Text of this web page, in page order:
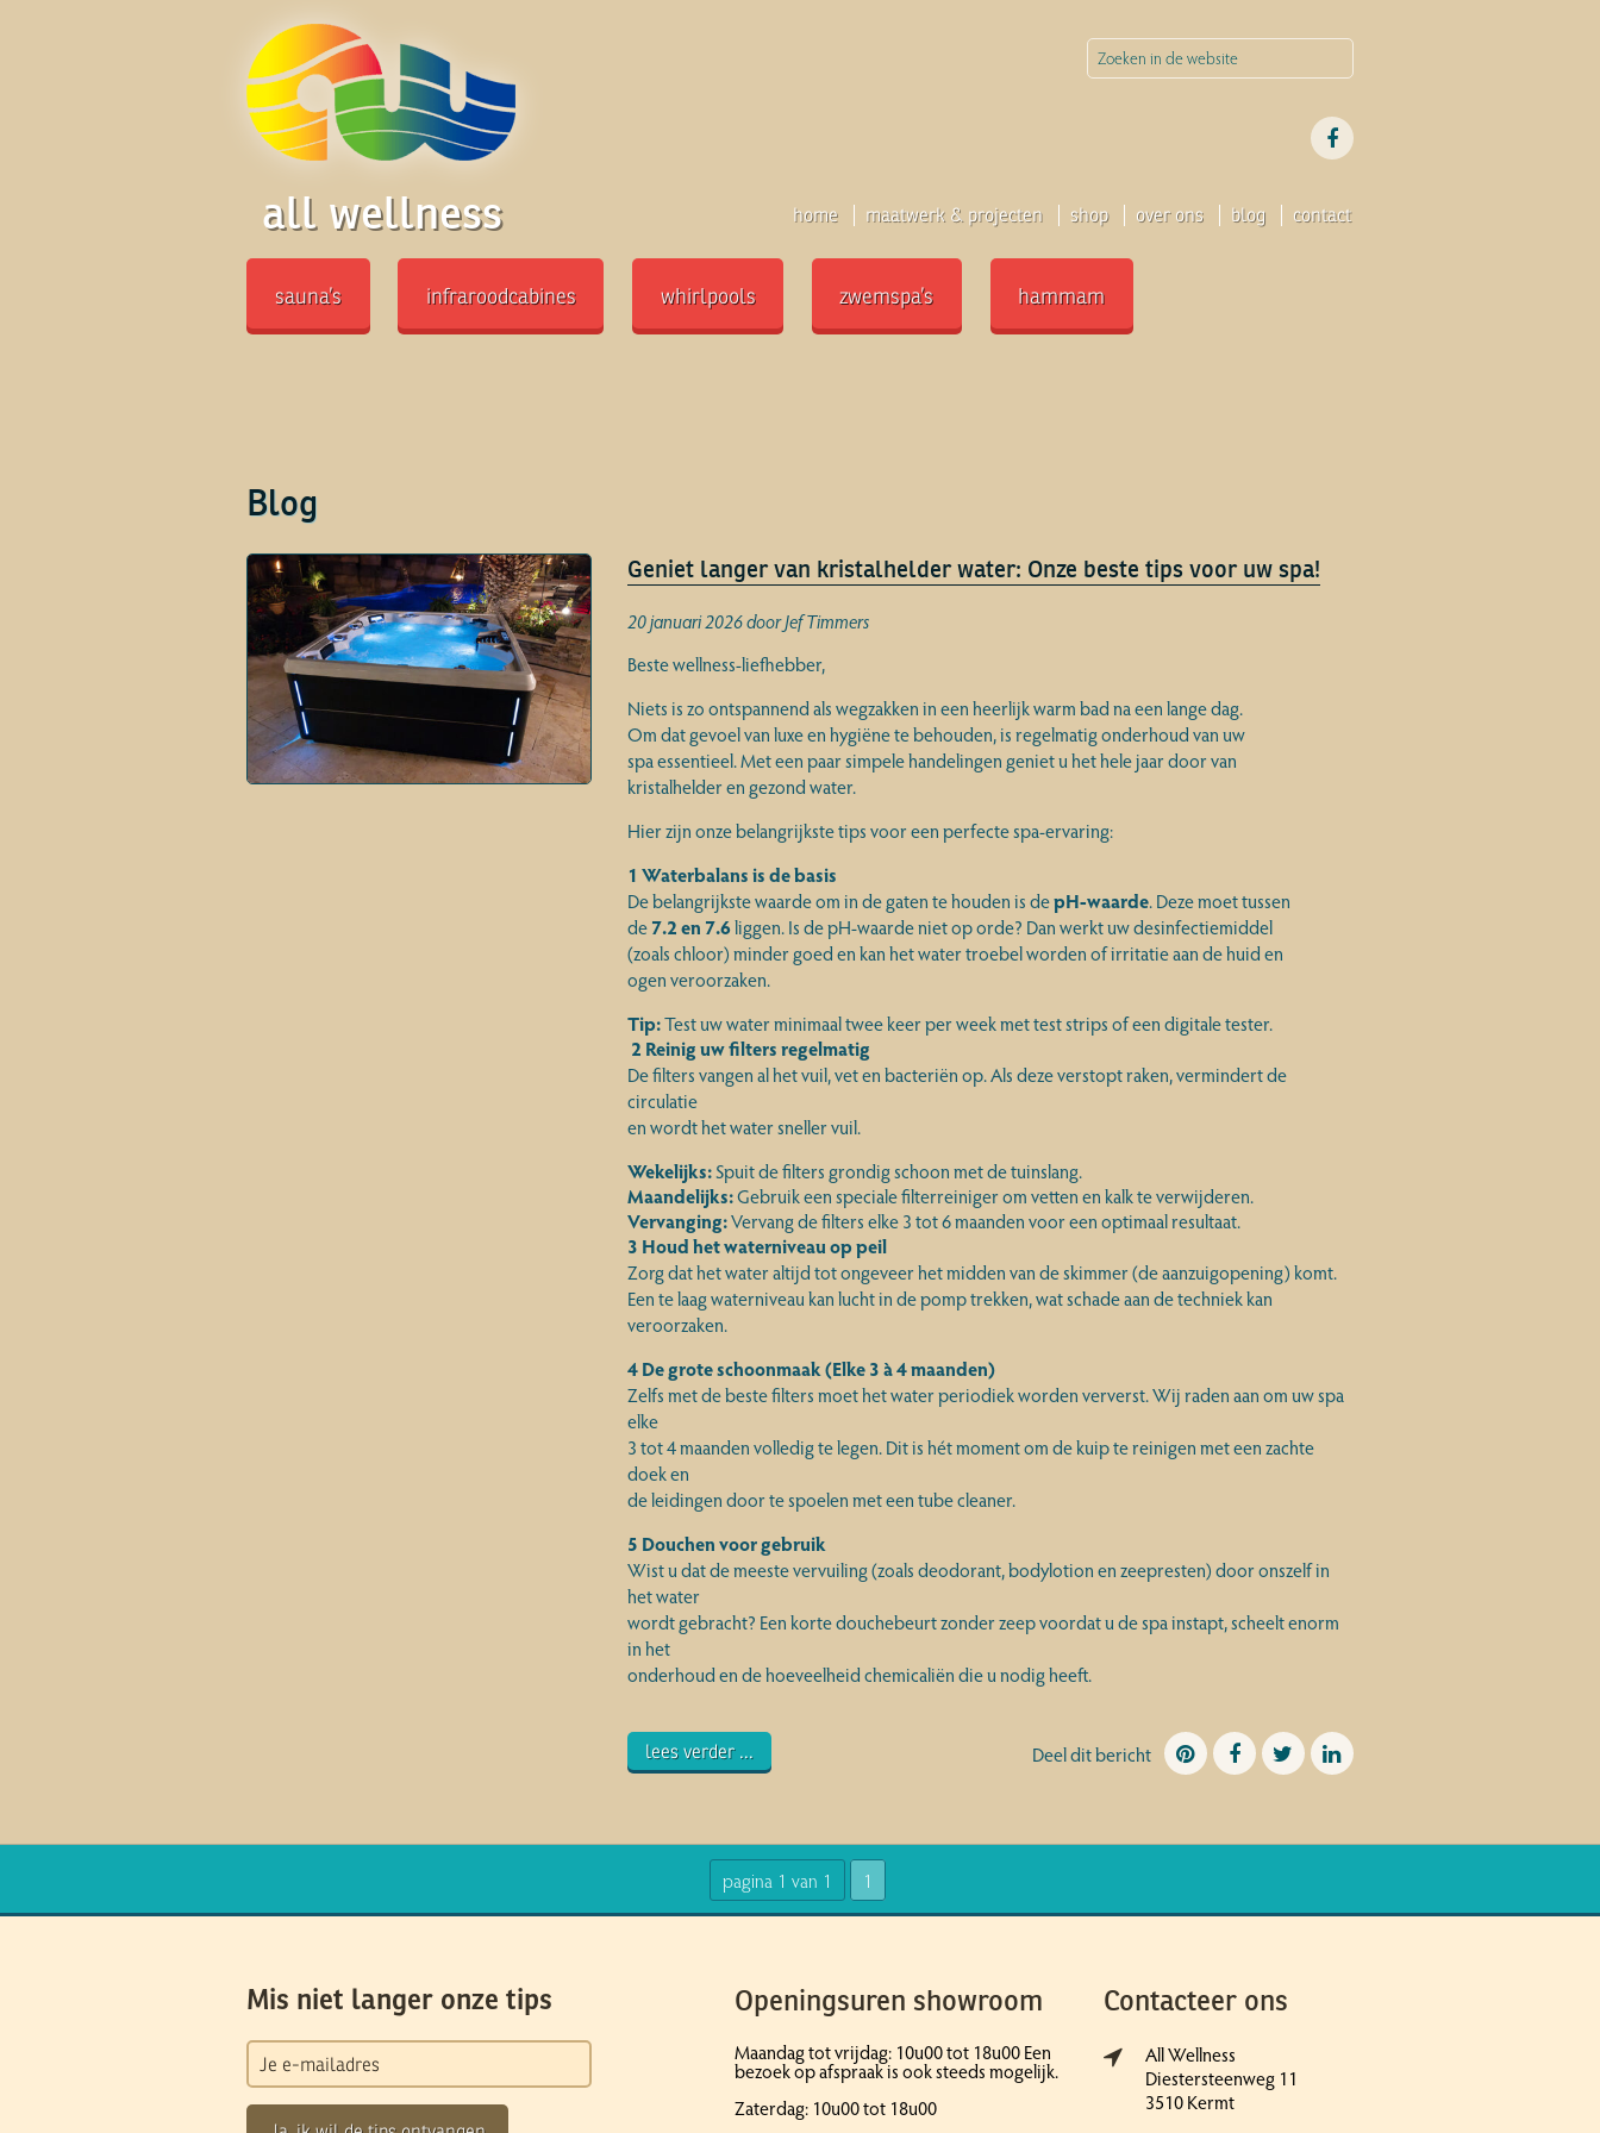
all wellness home maatwerk & projecten shop over ons blog contact
sauna’s infraroodcabines whirlpools zwemspa’s hammam
Blog
Geniet langer van kristalhelder water: Onze beste tips voor uw spa!
20 januari 2026 door Jef Timmers
Beste wellness-liefhebber,
Niets is zo ontspannend als wegzakken in een heerlijk warm bad na een lange dag.
Om dat gevoel van luxe en hygiëne te behouden, is regelmatig onderhoud van uw
spa essentieel. Met een paar simpele handelingen geniet u het hele jaar door van
kristalhelder en gezond water.
Hier zijn onze belangrijkste tips voor een perfecte spa-ervaring:
1 Waterbalans is de basis
De belangrijkste waarde om in de gaten te houden is depH-waarde. Deze moet tussen
de7.2 en 7.6liggen. Is de pH-waarde niet op orde? Dan werkt uw desinfectiemiddel
(zoals chloor) minder goed en kan het water troebel worden of irritatie aan de huid en
ogen veroorzaken.
Tip:Test uw water minimaal twee keer per week met test strips of een digitale tester.
2 Reinig uw filters regelmatig
De filters vangen al het vuil, vet en bacteriën op. Als deze verstopt raken, vermindert de
circulatie
en wordt het water sneller vuil.
Wekelijks:Spuit de filters grondig schoon met de tuinslang.
Maandelijks:Gebruik een speciale filterreiniger om vetten en kalk te verwijderen.
Vervanging:Vervang de filters elke 3 tot 6 maanden voor een optimaal resultaat.
3 Houd het waterniveau op peil
Zorg dat het water altijd tot ongeveer het midden van de skimmer (de aanzuigopening) komt.
Een te laag waterniveau kan lucht in de pomp trekken, wat schade aan de techniek kan
veroorzaken.
4De grote schoonmaak (Elke 3 à 4 maanden)
Zelfs met de beste filters moet het water periodiek worden ververst. Wij raden aan om uw spa
elke
3 tot 4 maanden volledig te legen. Dit is hét moment om de kuip te reinigen met een zachte
doek en
de leidingen door te spoelen met een tube cleaner.
5 Douchen voor gebruik
Wist u dat de meeste vervuiling (zoals deodorant, bodylotion en zeepresten) door onszelf in
het water
wordt gebracht? Een korte douchebeurt zonder zeep voordat u de spa instapt, scheelt enorm
in het
onderhoud en de hoeveelheid chemicaliën die u nodig heeft.
lees verder ... Deel dit bericht
pagina 1 van 1 1
Mis niet langer onze tips Openingsuren showroom
Maandag tot vrijdag: 10u00 tot 18u00 Een
bezoek op afspraak is ook steeds mogelijk.
Zaterdag: 10u00 tot 18u00
Contacteer ons
All Wellness
Diestersteenweg 11
3510 Kermt